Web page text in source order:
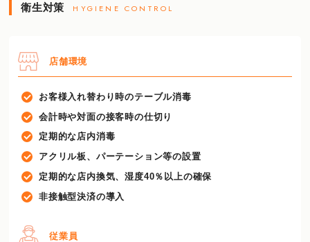
衛生対策 HYGIENE CONTROL
店舗環境
お客様入れ替わり時のテーブル消毒
会計時や対面の接客時の仕切り
定期的な店内消毒
アクリル板、パーテーション等の設置
定期的な店内換気、湿度40％以上の確保
非接触型決済の導入
従業員